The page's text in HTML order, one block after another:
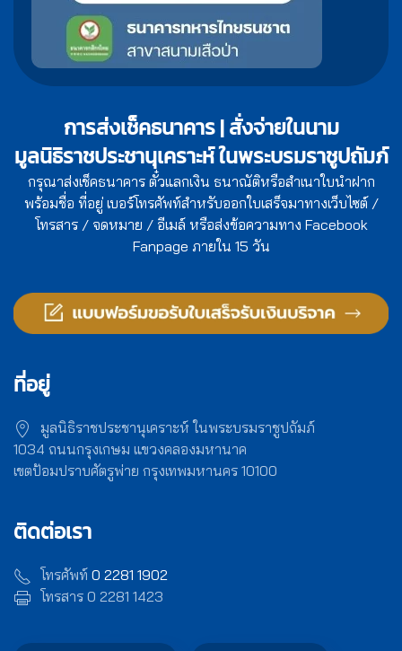
การส่งเช็คธนาคาร | สั่งจ่ายในนาม
มูลนิธิราชประชานุเคราะห์ ในพระบรมราชูปถัมภ์
กรุณาส่งเช็คธนาคาร ตั๋วแลกเงิน ธนาณัติหรือสำเนาใบนำฝาก
พร้อมชื่อ ที่อยู่ เบอร์โทรศัพท์สำหรับออกใบเสร็จมาทางเว็บไซต์ /
โทรสาร / จดหมาย / อีเมล์ หรือส่งข้อความทาง Facebook
Fanpage ภายใน 15 วัน
ที่อยู่
มูลนิธิราชประชานุเคราะห์ ในพระบรมราชูปถัมภ์
1034 ถนนกรุงเกษม แขวงคลองมหานาค
เขตป้อมปราบศัตรูพ่าย กรุงเทพมหานคร 10100
ติดต่อเรา
โทรศัพท์ 0 2281 1902
โทรสาร 0 2281 1423